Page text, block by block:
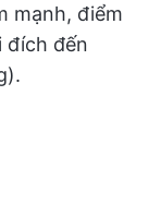
mạnh, điểm
đích đến